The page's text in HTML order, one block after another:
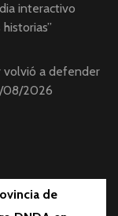
interactivo
volvió a defender
2026
de